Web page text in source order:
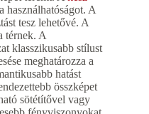
használhatóságot. A
tesz lehetővé. A
térnek. A
klasszikusabb stílust
meghatározza a
hatást
összképet
sötétítővel vagy